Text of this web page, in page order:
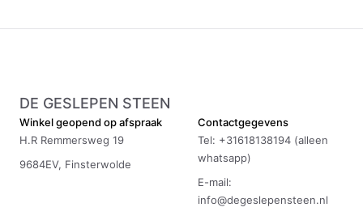
DE GESLEPEN STEEN
Winkel geopend op afspraak
H.R Remmersweg 19
9684EV, Finsterwolde
Contactgegevens
Tel: +31618138194 (alleen
whatsapp)
E-mail:
info@degeslepensteen.nl